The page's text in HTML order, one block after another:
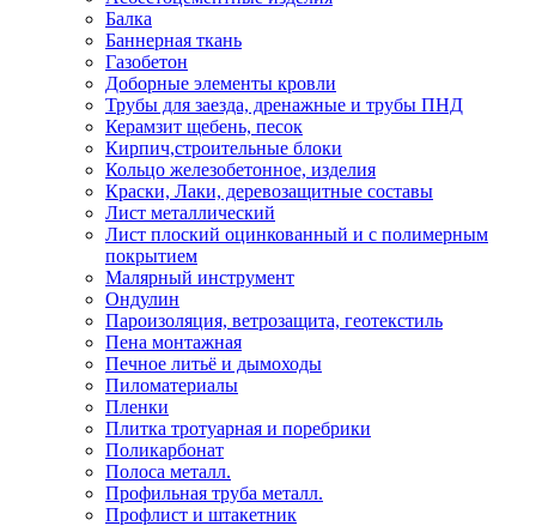
Балка
Баннерная ткань
Газобетон
Доборные элементы кровли
Трубы для заезда, дренажные и трубы ПНД
Керамзит щебень, песок
Кирпич,строительные блоки
Кольцо железобетонное, изделия
Краски, Лаки, деревозащитные составы
Лист металлический
Лист плоский оцинкованный и с полимерным
покрытием
Малярный инструмент
Ондулин
Пароизоляция, ветрозащита, геотекстиль
Пена монтажная
Печное литьё и дымоходы
Пиломатериалы
Пленки
Плитка тротуарная и поребрики
Поликарбонат
Полоса металл.
Профильная труба металл.
Профлист и штакетник